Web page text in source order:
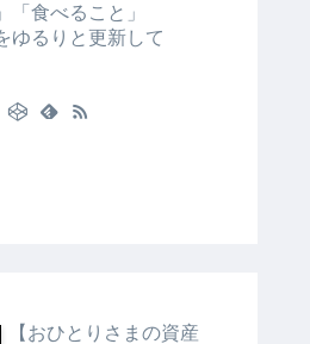
「食べること」
ゆるりと更新して
【おひとりさまの資産